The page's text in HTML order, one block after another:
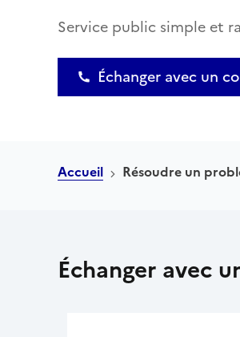
Service public simple et
Échanger avec un
Accueil Résoudre un
Échanger avec